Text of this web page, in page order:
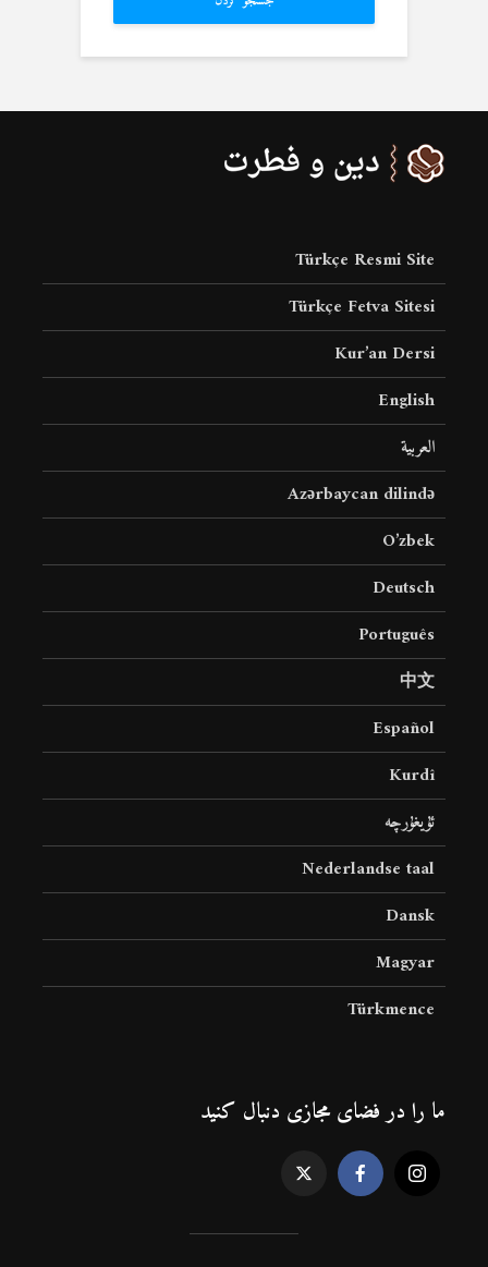
Türkçe Resmi Site
Türkçe Fetva Sitesi
Kur’an Dersi
English
العربية
Azərbaycan dilində
O’zbek
Deutsch
Português
中文
Español
Kurdî
ئۇيغۇرچە
Nederlandse taal
Dansk
Magyar
Türkmence
ما را در فضای مجازی دنبال کنید